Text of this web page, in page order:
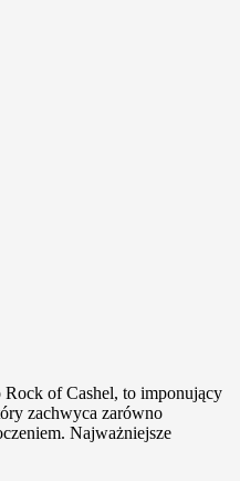
of Cashel, to imponujący
zachwyca zarówno
Najważniejsze